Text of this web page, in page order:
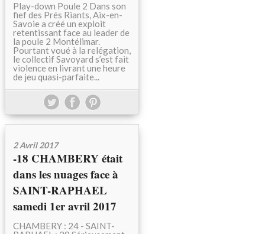
Play-down Poule 2 Dans son
fief des Prés Riants, Aix-en-
Savoie a créé un exploit
retentissant face au leader de
la poule 2 Montélimar.
Pourtant voué à la relégation,
le collectif Savoyard s’est fait
violence en livrant une heure
de jeu quasi-parfaite...
2 Avril 2017
-18 CHAMBERY était
dans les nuages face à
SAINT-RAPHAEL
samedi 1er avril 2017
CHAMBERY : 24 - SAINT-